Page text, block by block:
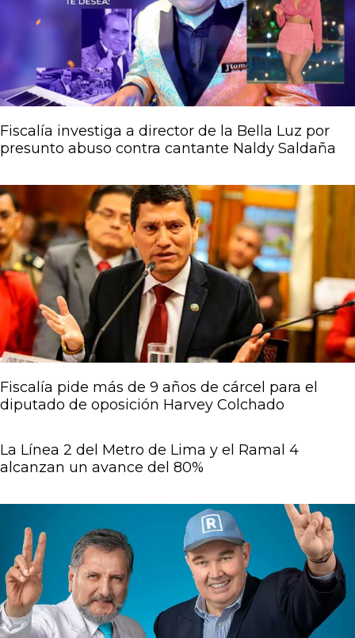
Fiscalía investiga a director de la Bella Luz por
presunto abuso contra cantante Naldy Saldaña
Fiscalía pide más de 9 años de cárcel para el
diputado de oposición Harvey Colchado
La Línea 2 del Metro de Lima y el Ramal 4
alcanzan un avance del 80%